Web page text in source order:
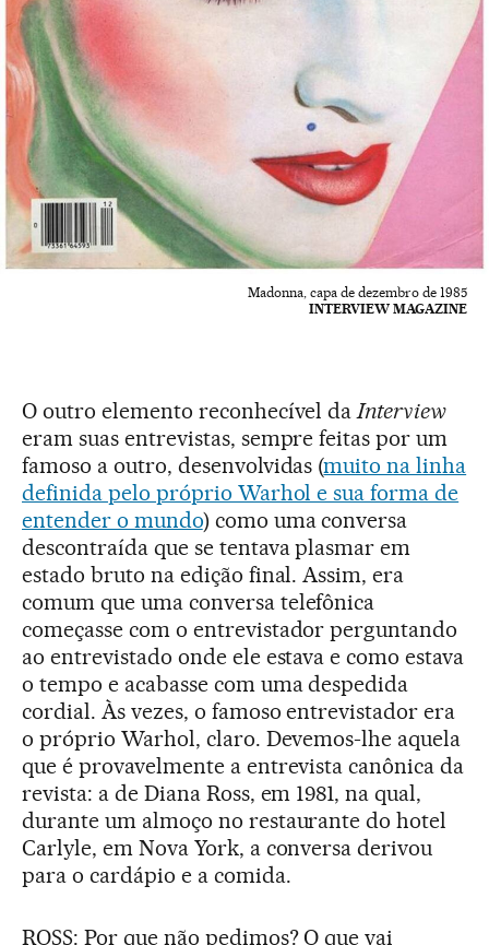
Madonna, capa de dezembro de 1985
INTERVIEW MAGAZINE
O outro elemento reconhecível daInterview
eram suas entrevistas, sempre feitas por um
famoso a outro, desenvolvidas (muito na linha
definida pelo próprio Warhol e sua forma de
entender o mundo) como uma conversa
descontraída que se tentava plasmar em
estado bruto na edição final. Assim, era
comum que uma conversa telefônica
começasse com o entrevistador perguntando
ao entrevistado onde ele estava e como estava
o tempo e acabasse com uma despedida
cordial. Às vezes, o famoso entrevistador era
o próprio Warhol, claro. Devemos-lhe aquela
que é provavelmente a entrevista canônica da
revista: a de Diana Ross, em 1981, na qual,
durante um almoço no restaurante do hotel
Carlyle, em Nova York, a conversa derivou
para o cardápio e a comida.
ROSS: Por que não pedimos? O que vai